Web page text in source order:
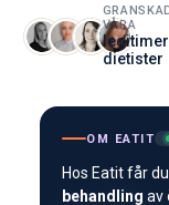
VÅRA
dietister
OM EATIT
Hos Eatit får du
behandling av